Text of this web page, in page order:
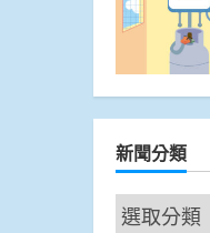
新聞分類
新